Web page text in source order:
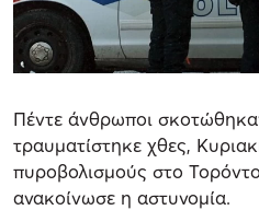
Πέντε άνθρωποι
τραυματίστηκε χθες,
πυροβολισμούς στο
ανακοίνωσε η αστυνομία.